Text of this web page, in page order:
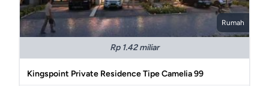
Rumah
Rp 1.42 miliar
Kingspoint Private Residence Tipe Camelia 99